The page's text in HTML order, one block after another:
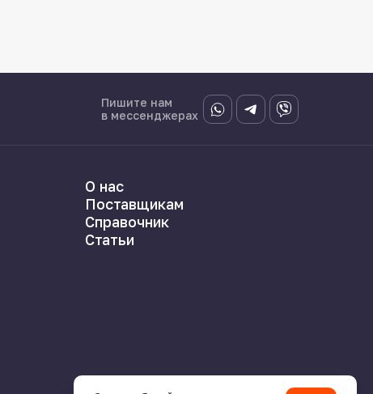
Пишите нам
в мессенджерах
О нас
Поставщикам
Справочник
Статьи